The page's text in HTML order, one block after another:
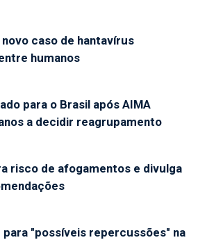
caso de hantavírus
humanos
para o Brasil após AIMA
a decidir reagrupamento
risco de afogamentos e divulga
para "possíveis repercussões" na